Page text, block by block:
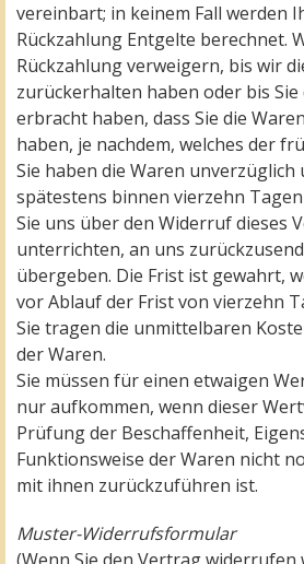
vereinbart; in keinem Fall werden
Rückzahlung Entgelte berechnet.
Rückzahlung verweigern, bis wir
zurückerhalten haben oder bis Sie
erbracht haben, dass Sie die
haben, je nachdem, welches der
Sie haben die Waren unverzüglich
spätestens binnen vierzehn
Sie uns über den Widerruf dieses
unterrichten, an uns
übergeben. Die Frist ist gewahrt,
vor Ablauf der Frist von vierzehn
Sie tragen die unmittelbaren
der Waren.
Sie müssen für einen etwaigen
nur aufkommen, wenn dieser
Prüfung der Beschaffenheit,
Funktionsweise der Waren nicht
mit ihnen zurückzuführen ist.
Muster-Widerrufsformular